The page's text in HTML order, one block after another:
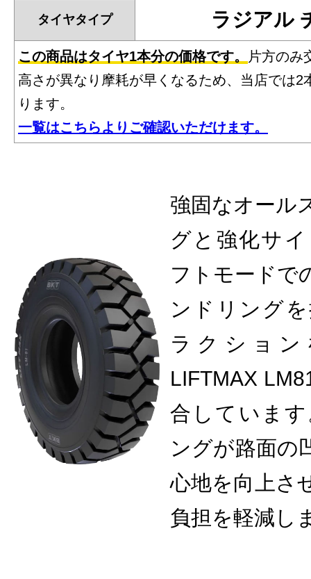
タイヤタイプ ラジアル
この商品はタイヤ1本分の価格です。
片方のみ
高さが異なり摩耗が早くなるため、当店では2
ります。
一覧はこちらよりご確認いただけます。
強固なオール
グと強化サ
フトモードで
ンドリング
ラクショ
LIFTMAX
合していま
ングが路面の
心地を向上さ
負担を軽減し